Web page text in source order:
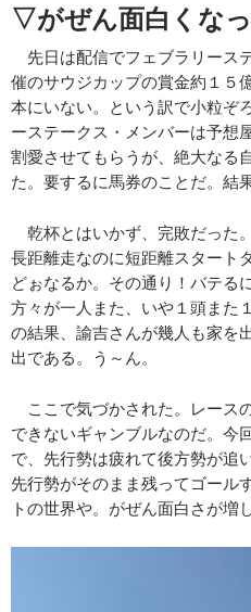
▽がぜん面白くな
先日は配信でフェブラリース
催のサウジカップの賞金約１５
本にいない。という訳で小粒ぞ
ーステークス・メンバーは予想
割愛させてもらうが、絶大なる
た。要するに馬券のことだ。結
乾杯とはいかず、完敗だった
長距離走なのに短距離スタート
どぉなるか。その通り！バテる
方々が一人また、いや１頭また
の結果、諭吉さんが幾人も家を
出である。う～ん。
ここで気づかされた。レース
できないギャンブルなのだ。今
で、先行勢は疲れて後方勢が追
先行勢がそのまま残ってゴール
トの世界や。がぜん面白さが増